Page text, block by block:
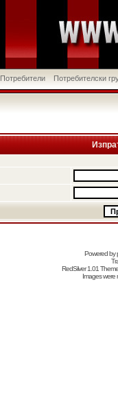
Потребители Потребителски
Powered by
RedSilver 1.01
Images were